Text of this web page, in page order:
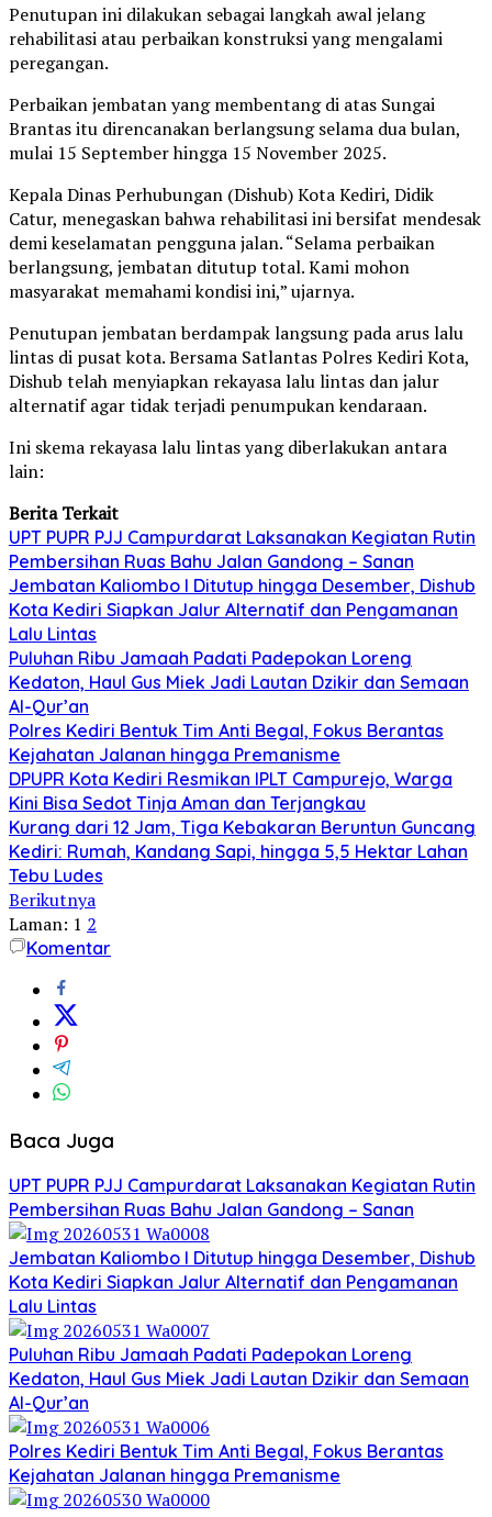
Penutupan ini dilakukan sebagai langkah awal jelang
rehabilitasi atau perbaikan konstruksi yang mengalami
peregangan.
Perbaikan jembatan yang membentang di atas Sungai
Brantas itu direncanakan berlangsung selama dua bulan,
mulai 15 September hingga 15 November 2025.
Kepala Dinas Perhubungan (Dishub) Kota Kediri, Didik
Catur, menegaskan bahwa rehabilitasi ini bersifat mendesak
demi keselamatan pengguna jalan. “Selama perbaikan
berlangsung, jembatan ditutup total. Kami mohon
masyarakat memahami kondisi ini,” ujarnya.
Penutupan jembatan berdampak langsung pada arus lalu
lintas di pusat kota. Bersama Satlantas Polres Kediri Kota,
Dishub telah menyiapkan rekayasa lalu lintas dan jalur
alternatif agar tidak terjadi penumpukan kendaraan.
Ini skema rekayasa lalu lintas yang diberlakukan antara
lain:
Berita Terkait
UPT PUPR PJJ Campurdarat Laksanakan Kegiatan Rutin
Pembersihan Ruas Bahu Jalan Gandong – Sanan
Jembatan Kaliombo I Ditutup hingga Desember, Dishub
Kota Kediri Siapkan Jalur Alternatif dan Pengamanan
Lalu Lintas
Puluhan Ribu Jamaah Padati Padepokan Loreng
Kedaton, Haul Gus Miek Jadi Lautan Dzikir dan Semaan
Al-Qur’an
Polres Kediri Bentuk Tim Anti Begal, Fokus Berantas
Kejahatan Jalanan hingga Premanisme
DPUPR Kota Kediri Resmikan IPLT Campurejo, Warga
Kini Bisa Sedot Tinja Aman dan Terjangkau
Kurang dari 12 Jam, Tiga Kebakaran Beruntun Guncang
Kediri: Rumah, Kandang Sapi, hingga 5,5 Hektar Lahan
Tebu Ludes
Berikutnya
Laman: 1 2
Komentar
Baca Juga
UPT PUPR PJJ Campurdarat Laksanakan Kegiatan Rutin
Pembersihan Ruas Bahu Jalan Gandong – Sanan
Jembatan Kaliombo I Ditutup hingga Desember, Dishub
Kota Kediri Siapkan Jalur Alternatif dan Pengamanan
Lalu Lintas
Puluhan Ribu Jamaah Padati Padepokan Loreng
Kedaton, Haul Gus Miek Jadi Lautan Dzikir dan Semaan
Al-Qur’an
Polres Kediri Bentuk Tim Anti Begal, Fokus Berantas
Kejahatan Jalanan hingga Premanisme